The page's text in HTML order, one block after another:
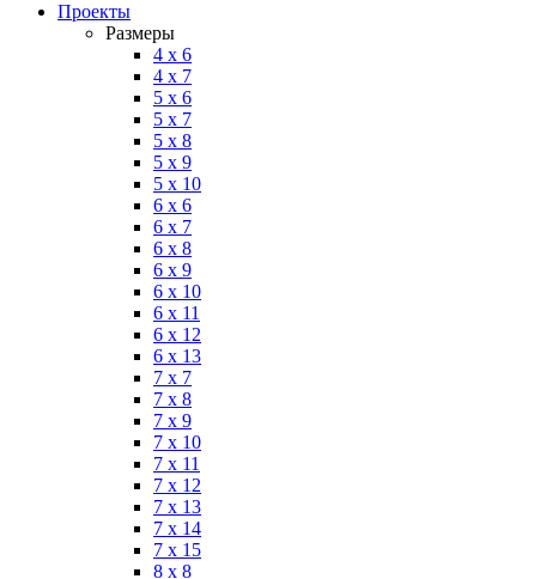
Проекты
Размеры
4 x 6
4 x 7
5 x 6
5 x 7
5 x 8
5 x 9
5 x 10
6 x 6
6 x 7
6 x 8
6 x 9
6 x 10
6 x 11
6 x 12
6 x 13
7 x 7
7 x 8
7 x 9
7 x 10
7 x 11
7 x 12
7 x 13
7 x 14
7 x 15
8 x 8